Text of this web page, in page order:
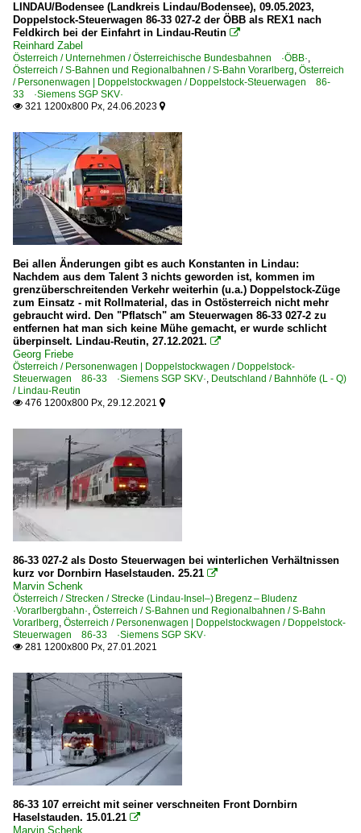
LINDAU/Bodensee (Landkreis Lindau/Bodensee), 09.05.2023,
Doppelstock-Steuerwagen 86-33 027-2 der ÖBB als REX1 nach
Feldkirch bei der Einfahrt in Lindau-Reutin 
Reinhard Zabel
Österreich / Unternehmen / Österreichische Bundesbahnen ·ÖBB·,
Österreich / S-Bahnen und Regionalbahnen / S-Bahn Vorarlberg, Österreich
/ Personenwagen | Doppelstockwagen / Doppelstock-Steuerwagen 86-
33 ·Siemens SGP SKV·
 321 1200x800 Px, 24.06.2023 
Bei allen Änderungen gibt es auch Konstanten in Lindau:
Nachdem aus dem Talent 3 nichts geworden ist, kommen im
grenzüberschreitenden Verkehr weiterhin (u.a.) Doppelstock-Züge
zum Einsatz - mit Rollmaterial, das in Ostösterreich nicht mehr
gebraucht wird. Den "Pflatsch" am Steuerwagen 86-33 027-2 zu
entfernen hat man sich keine Mühe gemacht, er wurde schlicht
überpinselt. Lindau-Reutin, 27.12.2021. 
Georg Friebe
Österreich / Personenwagen | Doppelstockwagen / Doppelstock-
Steuerwagen 86-33 ·Siemens SGP SKV·, Deutschland / Bahnhöfe (L - Q)
/ Lindau-Reutin
 476 1200x800 Px, 29.12.2021 
86-33 027-2 als Dosto Steuerwagen bei winterlichen Verhältnissen
kurz vor Dornbirn Haselstauden. 25.21 
Marvin Schenk
Österreich / Strecken / Strecke (Lindau-Insel–) Bregenz – Bludenz
·Vorarlbergbahn·, Österreich / S-Bahnen und Regionalbahnen / S-Bahn
Vorarlberg, Österreich / Personenwagen | Doppelstockwagen / Doppelstock-
Steuerwagen 86-33 ·Siemens SGP SKV·
 281 1200x800 Px, 27.01.2021
86-33 107 erreicht mit seiner verschneiten Front Dornbirn
Haselstauden. 15.01.21 
Marvin Schenk